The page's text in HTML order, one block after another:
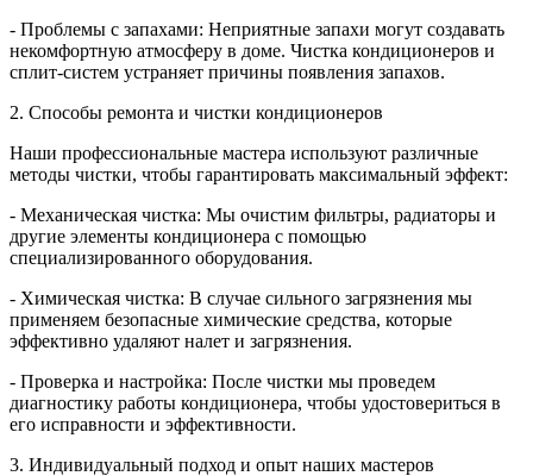
- Проблемы с запахами: Неприятные запахи могут создавать
некомфортную атмосферу в доме. Чистка кондиционеров и
сплит-систем устраняет причины появления запахов.
2. Способы ремонта и чистки кондиционеров
Наши профессиональные мастера используют различные
методы чистки, чтобы гарантировать максимальный эффект:
- Механическая чистка: Мы очистим фильтры, радиаторы и
другие элементы кондиционера с помощью
специализированного оборудования.
- Химическая чистка: В случае сильного загрязнения мы
применяем безопасные химические средства, которые
эффективно удаляют налет и загрязнения.
- Проверка и настройка: После чистки мы проведем
диагностику работы кондиционера, чтобы удостовериться в
его исправности и эффективности.
3. Индивидуальный подход и опыт наших мастеров